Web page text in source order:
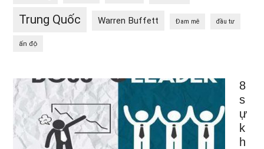
Trung Quốc Warren Buffett Đam mê đầu tư
ấn độ
8
s
ự
k
h